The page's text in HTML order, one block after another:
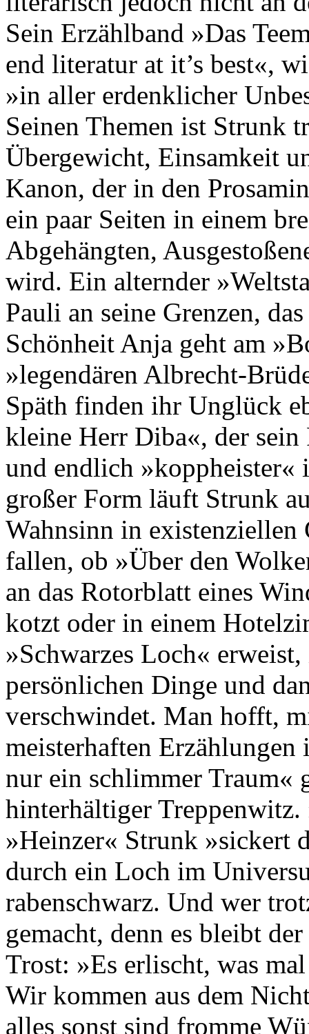
Sein Erzählband »Das
end literatur at it’s best«,
»in aller erdenklicher
Seinen Themen ist Strunk
Übergewicht, Einsamkeit
Kanon, der in den
ein paar Seiten in einem
Abgehängten,
wird. Ein alternder
Pauli an seine Grenzen,
Schönheit Anja geht am
»legendären Albrecht-
Späth finden ihr Unglück
kleine Herr Diba«, der sein
und endlich »koppheister«
großer Form läuft Strunk
Wahnsinn in existenziellen
fallen, ob »Über den
an das Rotorblatt eines
kotzt oder in einem
»Schwarzes Loch«
persönlichen Dinge und
verschwindet. Man hofft,
meisterhaften Erzählungen
nur ein schlimmer Traum«
hinterhältiger Treppenwitz.
»Heinzer« Strunk »sickert
durch ein Loch im
rabenschwarz. Und wer
gemacht, denn es bleibt
Trost: »Es erlischt, was
Wir kommen aus dem
alles sonst sind fromme